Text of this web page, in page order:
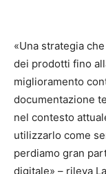
«Una strategia
dei prodotti fino
miglioramento
documentazione
nel contesto
utilizzarlo come
perdiamo gran
digitale» – rileva